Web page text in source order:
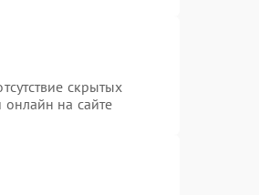
скрытых
онлайн на сайте